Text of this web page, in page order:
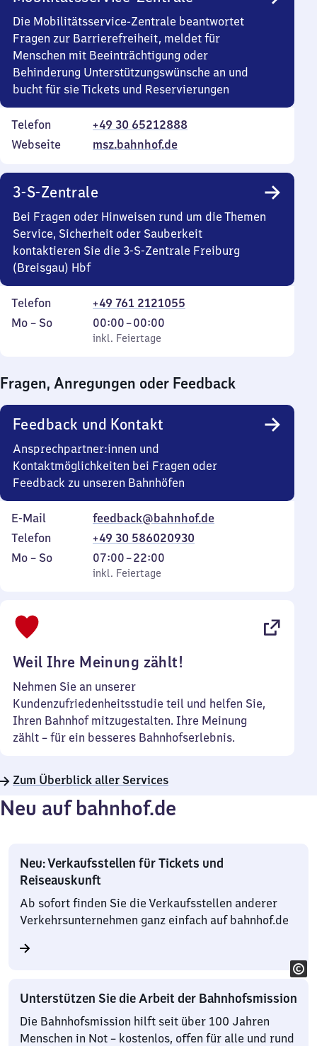
Die Mobilitätsservice-Zentrale beantwortet
Fragen zur Barrierefreiheit, meldet für
Menschen mit Beeinträchtigung oder
Behinderung Unterstützungswünsche an und
bucht für sie Tickets und Reservierungen
Telefon
+49 30 65212888
Webseite
msz.bahnhof.de
3-S-Zentrale
Bei Fragen oder Hinweisen rund um die Themen
Service, Sicherheit oder Sauberkeit
kontaktieren Sie die 3-S-Zentrale Freiburg
(Breisgau) Hbf
Telefon
+49 761 2121055
Montag
Mo – So,
inkl. Feiertage
00:00–00:00
Von
0
0
Uhr
inkl. Feiertage
Fragen, Anregungen oder Feedback
Feedback und Kontakt
Ansprechpartner:innen und
Kontaktmöglichkeiten bei Fragen oder
Feedback zu unseren Bahnhöfen
E-Mail
feedback@bahnhof.de
Telefon
+49 30 586020930
Montag
Mo – So,
inkl. Feiertage
07:00–22:00
Von
7
inkl. Feiertage
Weil Ihre Meinung zählt!
Nehmen Sie an unserer
Kundenzufriedenheitsstudie teil und helfen Sie,
Ihren Bahnhof mitzugestalten. Ihre Meinung
zählt – für ein besseres Bahnhofserlebnis.
Zum Überblick aller Services
Neu auf bahnhof.de
Neu: Verkaufsstellen für Tickets und
Reiseauskunft
Ab sofort finden Sie die Verkaufsstellen anderer
Verkehrsunternehmen ganz einfach auf bahnhof.de
Unterstützen Sie die Arbeit der Bahnhofsmission
Die Bahnhofsmission hilft seit über 100 Jahren
Menschen in Not – kostenlos, offen für alle und rund